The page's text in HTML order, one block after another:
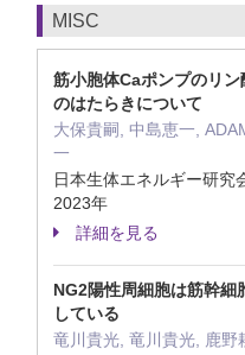
MISC
筋小胞体Caポンプのリ
のはたらきについて
大保貴嗣, 中島恵一,
一
日本生体エネルギー研
2023年
詳細を見る
NG2陽性周細胞は筋幹細
している
竜川貴光, 竜川貴光, 鹿野